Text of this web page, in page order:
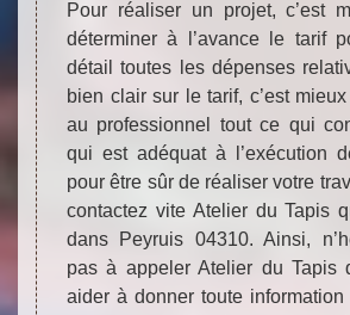
Pour réaliser un projet, c’est
déterminer à l’avance le tarif
détail toutes les dépenses
bien clair sur le tarif, c’est
au professionnel tout ce qui
qui est adéquat à l’exécution
pour être sûr de réaliser votre
contactez vite Atelier du Tapis
dans Peyruis 04310. Ainsi,
pas à appeler Atelier du Tapis
aider à donner toute information